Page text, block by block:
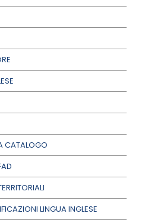
CATALOGO
LINGUA INGLESE